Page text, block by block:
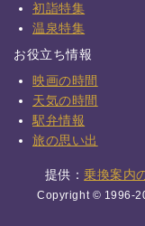
初詣特集
温泉特集
お役立ち情報
映画の時間
天気の時間
駅弁情報
旅の思い出
提供： 乗換案内
Copyright © 1996-